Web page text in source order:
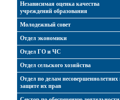
Независимая оценка качества
учреждений образования
Молодежный совет
Отдел экономики
Отдел ГО и ЧС
Отдел сельского хозяйства
Отдел по делам несовершеннолетних
защите их прав